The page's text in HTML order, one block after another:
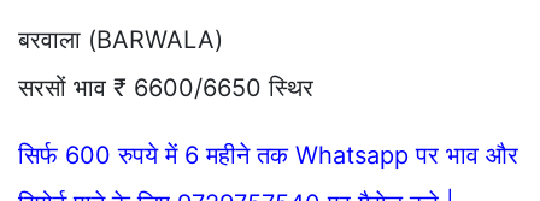
बरवाला (BARWALA)
सरसों भाव ₹ 6600/6650 स्थिर
सिर्फ 600 रुपये में 6 महीने तक Whatsapp पर भाव और